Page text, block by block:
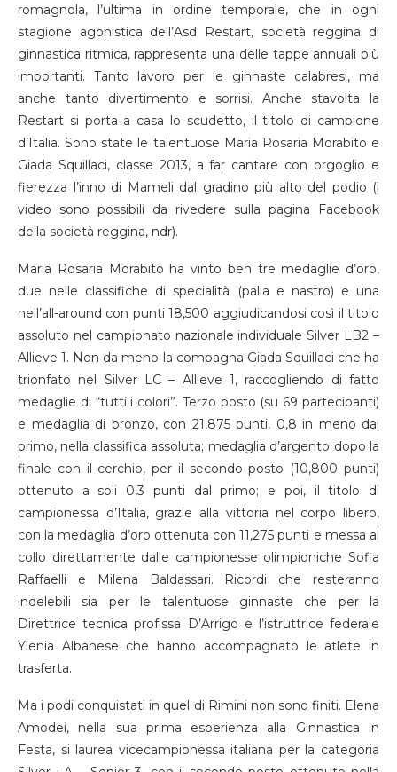
romagnola, l’ultima in ordine temporale, che in ogni
stagione agonistica dell’Asd Restart, società reggina di
ginnastica ritmica, rappresenta una delle tappe annuali più
importanti. Tanto lavoro per le ginnaste calabresi, ma
anche tanto divertimento e sorrisi. Anche stavolta la
Restart si porta a casa lo scudetto, il titolo di campione
d’Italia. Sono state le talentuose Maria Rosaria Morabito e
Giada Squillaci, classe 2013, a far cantare con orgoglio e
fierezza l’inno di Mameli dal gradino più alto del podio (i
video sono possibili da rivedere sulla pagina Facebook
della società reggina, ndr).
Maria Rosaria Morabito ha vinto ben tre medaglie d’oro,
due nelle classifiche di specialità (palla e nastro) e una
nell’all-around con punti 18,500 aggiudicandosi così il titolo
assoluto nel campionato nazionale individuale Silver LB2 –
Allieve 1. Non da meno la compagna Giada Squillaci che ha
trionfato nel Silver LC – Allieve 1, raccogliendo di fatto
medaglie di “tutti i colori”. Terzo posto (su 69 partecipanti)
e medaglia di bronzo, con 21,875 punti, 0,8 in meno dal
primo, nella classifica assoluta; medaglia d’argento dopo la
finale con il cerchio, per il secondo posto (10,800 punti)
ottenuto a soli 0,3 punti dal primo; e poi, il titolo di
campionessa d’Italia, grazie alla vittoria nel corpo libero,
con la medaglia d’oro ottenuta con 11,275 punti e messa al
collo direttamente dalle campionesse olimpioniche Sofia
Raffaelli e Milena Baldassari. Ricordi che resteranno
indelebili sia per le talentuose ginnaste che per la
Direttrice tecnica prof.ssa D’Arrigo e l’istruttrice federale
Ylenia Albanese che hanno accompagnato le atlete in
trasferta.
Ma i podi conquistati in quel di Rimini non sono finiti. Elena
Amodei, nella sua prima esperienza alla Ginnastica in
Festa, si laurea vicecampionessa italiana per la categoria